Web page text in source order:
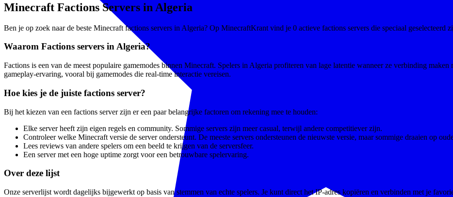
Minecraft Factions Servers in Algeria
Ben je op zoek naar de beste Minecraft factions servers in Algeria? Op MinecraftKrant vind je 0 actieve factions servers die speciaal geselecteerd
Waarom Factions servers in Algeria?
Factions is een van de meest populaire gamemodes binnen Minecraft. Spelers in Algeria profiteren van lage latentie wanneer ze verbinding
gameplay-ervaring, vooral bij gamemodes die real-time interactie vereisen.
Hoe kies je de juiste factions server?
Bij het kiezen van een factions server zijn er een paar belangrijke factoren om rekening mee te houden:
Elke server heeft zijn eigen regels en community. Sommige servers zijn meer casual, terwijl andere competitiever zijn.
Controleer welke Minecraft versie de server ondersteunt. De meeste servers ondersteunen de nieuwste versie, maar sommige draaien op
Lees reviews van andere spelers om een beeld te krijgen van de serversfeer.
Een server met een hoge uptime zorgt voor een betrouwbare spelervaring.
Over deze lijst
Onze serverlijst wordt dagelijks bijgewerkt op basis van stemmen van echte spelers. Je kunt direct het IP-adres kopiëren en verbinden met je